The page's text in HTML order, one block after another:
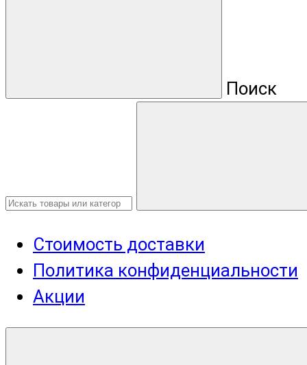
Поиск
Стоимость доставки
Политика конфиденциальности
Акции